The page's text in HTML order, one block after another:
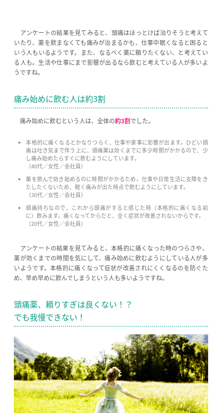
アンケートの結果を見てみると、頭痛はほっとけば治りそうと考えて
いたり、薬を飲まなくても痛みが治まるかも、仕事中眠くなると困ると
いう人もいるようです。また、なるべく薬に頼りたくない、と考えてい
る人も。生活や仕事にまで影響が出るなら飲むと考えている人が多いよ
うですね。
痛み始めに飲む人は約3割
痛み始めに飲むという人は、全体の約3割でした。
本格的に痛くなるとかなりつらく、仕事や家事に影響が出ます。ひどい頭
痛は吐き気まで伴う上に、頭痛薬は効くまでに多少時間がかかるので、少
し痛み始めたらすぐに飲むようにしています。
（40代／女性／会社員）
薬を飲んで効き始めるのに時間がかかるため。仕事や日常生活に支障をき
たしたくないため、軽く痛みが出た時点で飲むようにしています。
（30代／女性／会社員）
頭痛持ちなので、これから頭痛がすると感じた時（本格的に痛くなる前
に）飲みます。痛くなってからだと、全く症状が改善されないからです。
（20代／女性／会社員）
アンケートの結果を見てみると、本格的に痛くなった時のつらさや、
薬が効くまでの時間を気にして、痛み始めに飲むようにしている人が多
いようです。本格的に痛くなって症状が改善されにくくなるのを防ぐた
め、早め早めに飲んでしまうという人も多いようですね。
頭痛薬、頼りすぎは良くない！？
でも我慢できない！